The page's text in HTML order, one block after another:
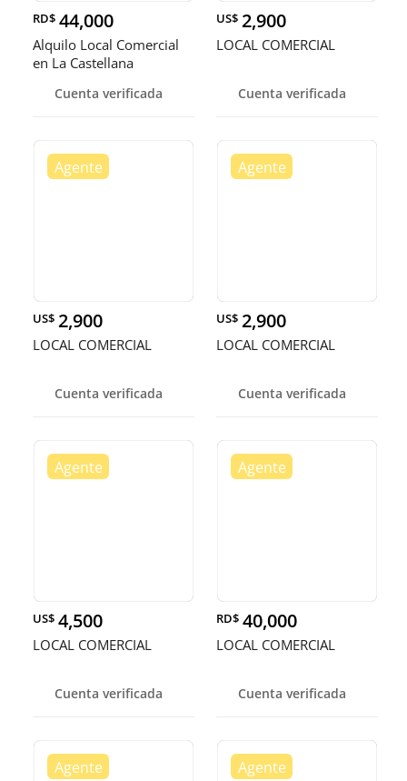
RD$ 44,000
Alquilo Local Comercial
en La Castellana
Cuenta verificada
US$ 2,900
LOCAL COMERCIAL
Cuenta verificada
US$ 2,900
LOCAL COMERCIAL
Cuenta verificada
US$ 2,900
LOCAL COMERCIAL
Cuenta verificada
US$ 4,500
LOCAL COMERCIAL
Cuenta verificada
RD$ 40,000
LOCAL COMERCIAL
Cuenta verificada